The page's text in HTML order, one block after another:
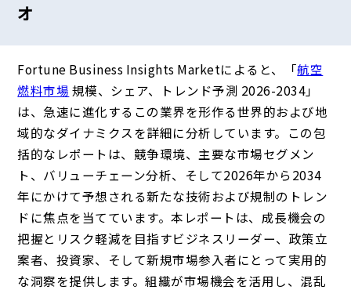
オ
Fortune Business Insights Marketによると、「航空
燃料市場 規模、シェア、トレンド予測 2026-2034」
は、急速に進化するこの業界を形作る世界的および地
域的なダイナミクスを詳細に分析しています。この包
括的なレポートは、競争環境、主要な市場セグメン
ト、バリューチェーン分析、そして2026年から2034
年にかけて予想される新たな技術および規制のトレン
ドに焦点を当てています。本レポートは、成長機会の
把握とリスク軽減を目指すビジネスリーダー、政策立
案者、投資家、そして新規市場参入者にとって実用的
な洞察を提供します。組織が市場機会を活用し、混乱